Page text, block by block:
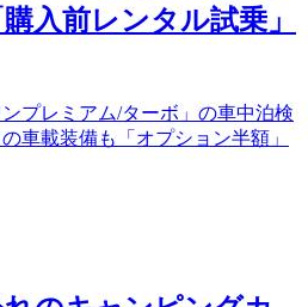
入前レンタル試乗」
プレミアム/ターボ」の車中泊検
車載装備も「オプション半額」